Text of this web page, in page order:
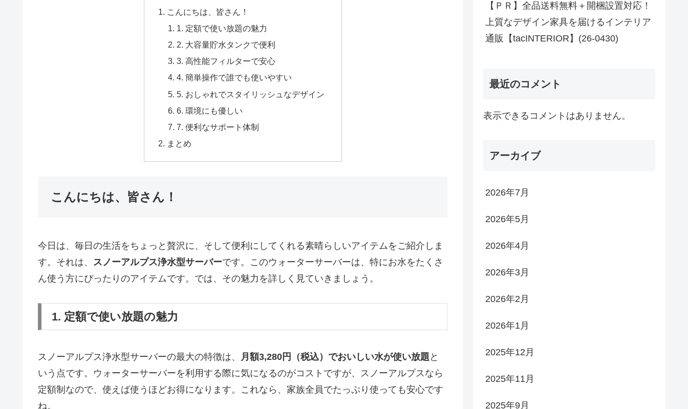
こんにちは、皆さん！
1. 定額で使い放題の魅力
2. 大容量貯水タンクで便利
3. 高性能フィルターで安心
4. 簡単操作で誰でも使いやすい
5. おしゃれでスタイリッシュなデザイン
6. 環境にも優しい
7. 便利なサポート体制
まとめ
こんにちは、皆さん！
今日は、毎日の生活をちょっと贅沢に、そして便利にしてくれる素晴らしいアイテムをご紹介しま
す。それは、 スノーアルプス浄水型サーバーです。このウォーターサーバーは、特にお水をたくさ
ん使う方にぴったりのアイテムです。では、その魅力を詳しく見ていきましょう。
1. 定額で使い放題の魅力
スノーアルプス浄水型サーバーの最大の特徴は、 月額3,280円（税込）でおいしい水が使い放題 と
いう点です。ウォーターサーバーを利用する際に気になるのがコストですが、スノーアルプスなら
定額制なので、使えば使うほどお得になります。これなら、家族全員でたっぷり使っても安心です
ね。
【ＰＲ】全品送料無料＋開梱設置対応！
上質なデザイン家具を届けるインテリア
通販【tacINTERIOR】(26-0430)
最近のコメント
表示できるコメントはありません。
アーカイブ
2026年7月
2026年5月
2026年4月
2026年3月
2026年2月
2026年1月
2025年12月
2025年11月
2025年9月